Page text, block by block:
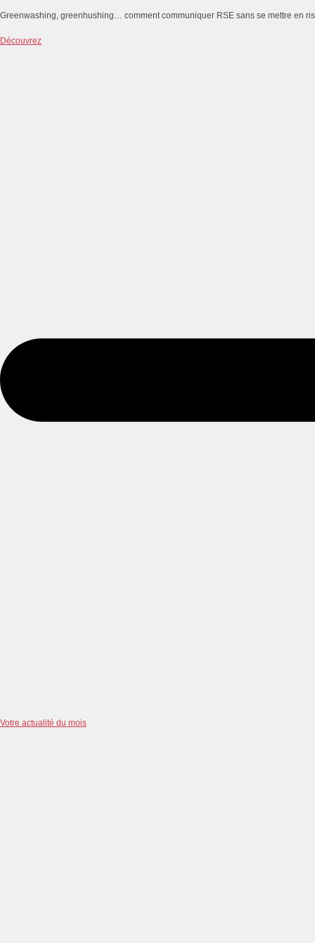
Greenwashing, greenhushing… comment communiquer RSE sans se mettre en
Découvrez
Votre actualité du mois